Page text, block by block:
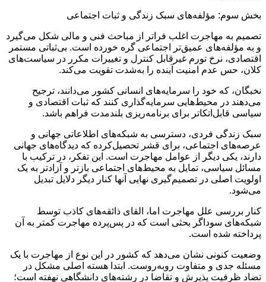
بخش سوم: مؤلفه‌های سبک زندگی و ثبات اجتماعی
تصمیم به مهاجرت اغلب فراتر از مباحث فنی و مالی شکل می‌گیرد
و به مؤلفه‌های عمیق‌تر اجتماعی گره خورده است. بی‌ثباتی مستمر
اقتصادی، نرخ تورم غیرقابل کنترل و تغییرات مکرر در سیاست‌های
کلان، حس عدم امنیت آینده را به‌شدت تقویت می‌کند.
نخبگان، که خود را سرمایه‌های انسانی کشور می‌دانند، ترجیح
می‌دهند در محیط‌هایی سرمایه‌گذاری کنند که ثبات اقتصادی و
سیاسی قابل‌اتکاتر برای برنامه‌ریزی بلندمدت فراهم باشد.
سبک زندگی فردی، دسترسی به شبکه‌های اطلاعاتی جهانی و
عرصه‌های اجتماعی، برای قشر تحصیل‌کرده که دیدگاه‌های جهانی
دارند، یکی دیگر از عوامل مهاجرت است. این تفکر، در ترکیب با
مسائل سیاسی، تمایل به محیط‌های اجتماعی بازتر و آزادتر به یک
اولویت اصلی در تصمیم‌گیری نهایی آنها کنار دیگر دلایل تبدیل
می‌شود.
کنار بررسی علل مهاجرت اما، القای ذائقه‌های کاذب توسط
شبکه‌های سوداگر بحثی‌ است که در پس‌پرده مهاجرت کمتر به آن
پرداخته شده است.
وضعیت کنونی نشان می‌دهد که کشور در این نوع از مهاجرت با یک
مسئله جدی و متفاوت روبه‌روست. ابتدا هسته اصلی مشکل در
تضاد ظرفیت پذیرش و تقاضا در رشته‌های دانشگاهی نهفته است؛